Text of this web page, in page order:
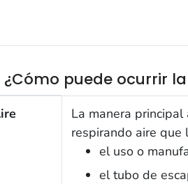
¿Cómo puede ocurrir
puede ocurrir la
La manera
respirando aire que
el uso o
el tubo de